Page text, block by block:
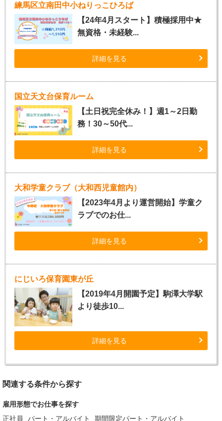
練馬区立南田中小ねりっこひろば
【24年4月スタート】積極採用中★
無資格・未経験...
詳細を見る
国立天文台保育ルーム
【土日祝完全休み！】週1～2日勤
務！30～50代...
詳細を見る
大和学童クラブ（大和西児童館内）
【2023年4月より運営開始】学童ク
ラブでのお仕...
詳細を見る
にじいろ保育園東が丘
【2019年4月開園予定】駒澤大学駅
より徒歩10...
詳細を見る
関連する条件から探す
雇用形態でお仕事を探す
正社員
パート・アルバイト 期間限定パート・アルバイト